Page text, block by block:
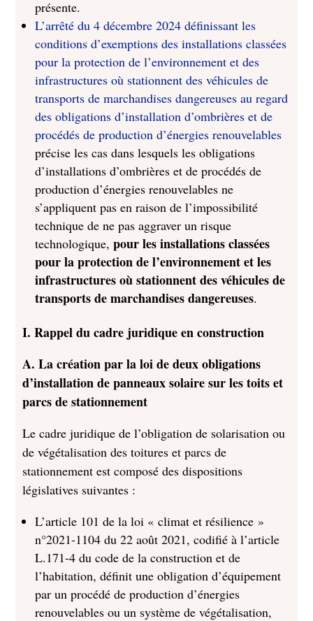
présente.
L’arrêté du 4 décembre 2024 définissant les
conditions d’exemptions des installations classées
pour la protection de l’environnement et des
infrastructures où stationnent des véhicules de
transports de marchandises dangereuses au regard
des obligations d’installation d’ombrières et de
procédés de production d’énergies renouvelables
précise les cas dans lesquels les obligations
d’installations d’ombrières et de procédés de
production d’énergies renouvelables ne
s’appliquent pas en raison de l’impossibilité
technique de ne pas aggraver un risque
technologique,pour les installations classées
pour la protection de l’environnement et les
infrastructures où stationnent des véhicules de
transports de marchandises dangereuses.
I. Rappel du cadre juridique en construction
A. La création par la loi de deux obligations
d’installation de panneaux solaire sur les toits et
parcs de stationnement
Le cadre juridique de l’obligation de solarisation ou
de végétalisation des toitures et parcs de
stationnement est composé des dispositions
législatives suivantes :
L’article 101 de la loi « climat et résilience »
n°2021-1104 du 22 août 2021, codifié à l’article
L.171-4 du code de la construction et de
l’habitation, définit une obligation d’équipement
par un procédé de production d’énergies
renouvelables ou un système de végétalisation,